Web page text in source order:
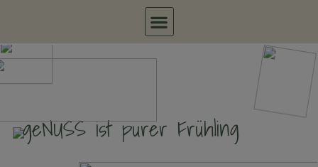
geNUSS ist purer Frühling